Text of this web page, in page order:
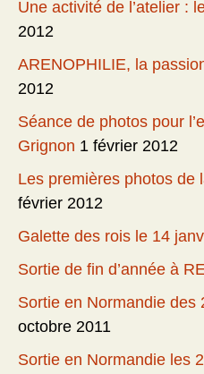
Une activité de l’atelier :
2012
ARENOPHILIE, la
2012
Séance de photos pour
Grignon 1 février 2012
Les premières photos
février 2012
Galette des rois le 14
Sortie de fin d’année à
Sortie en Normandie des
octobre 2011
Sortie en Normandie les